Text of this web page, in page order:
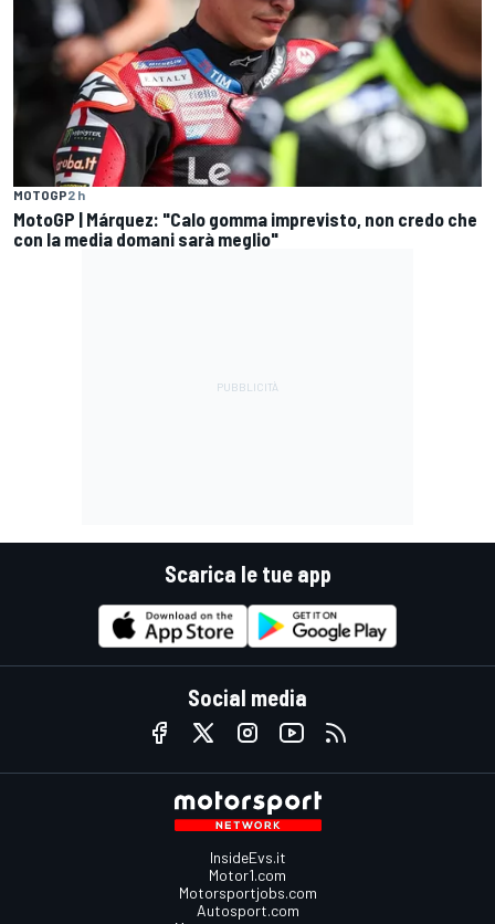
MOTOGP2 h
MotoGP | Márquez: "Calo gomma imprevisto, non credo che
con la media domani sarà meglio"
Scarica le tue app
Social media
InsideEvs.it
Motor1.com
Motorsportjobs.com
Autosport.com